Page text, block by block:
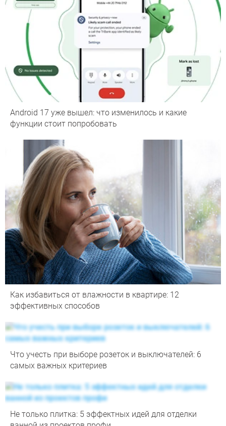
Android 17 уже вышел: что изменилось и какие
функции стоит попробовать
Как избавиться от влажности в квартире: 12
эффективных способов
Что учесть при выборе розеток и выключателей: 6
самых важных критериев
Не только плитка: 5 эффектных идей для отделки